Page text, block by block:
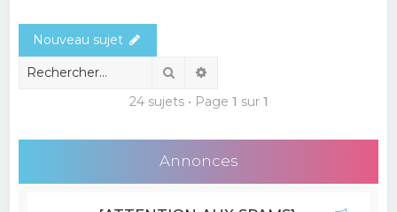
r
Nouveau sujet
Rechercher
24 sujets • Page 1 sur 1
Annonces